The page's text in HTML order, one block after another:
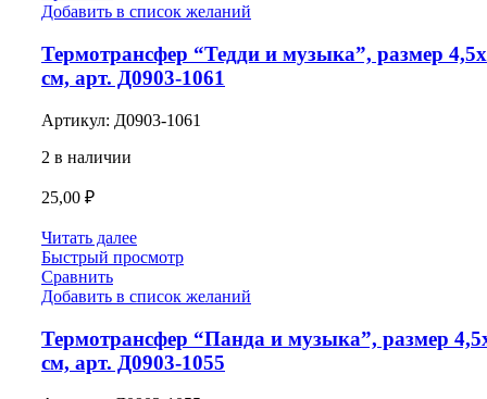
Добавить в список желаний
Термотрансфер “Тедди и музыка”, размер
см, арт. Д0903-1061
Артикул: Д0903-1061
2 в наличии
25,00 ₽
Читать далее
Быстрый просмотр
Сравнить
Добавить в список желаний
Термотрансфер “Панда и музыка”, размер
см, арт. Д0903-1055